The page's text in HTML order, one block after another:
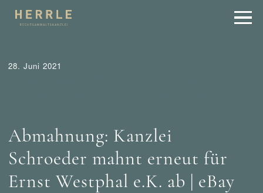
28. Juni 2021
Abmahnung: Kanzlei
Schroeder mahnt erneut für
Ernst Westphal e.K. ab | eBay